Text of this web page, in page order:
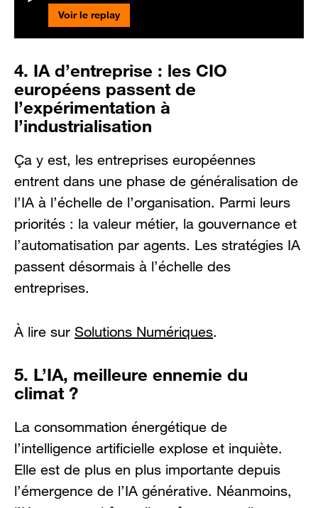
Voir le replay
4. IA d’entreprise : les CIO
européens passent de
l’expérimentation à
l’industrialisation
Ça y est, les entreprises européennes
entrent dans une phase de généralisation de
l’IA à l’échelle de l’organisation. Parmi leurs
priorités : la valeur métier, la gouvernance et
l’automatisation par agents. Les stratégies IA
passent désormais à l’échelle des
entreprises.
À lire sur Solutions Numériques.
5. L’IA, meilleure ennemie du
climat ?
La consommation énergétique de
l’intelligence artificielle explose et inquiète.
Elle est de plus en plus importante depuis
l’émergence de l’IA générative. Néanmoins,